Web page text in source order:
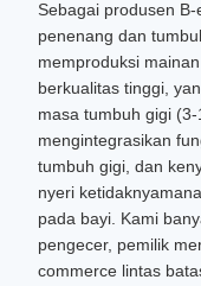
Sebagai produsen
penenang dan
memproduksi
berkualitas tinggi,
masa tumbuh gigi
mengintegrasikan
tumbuh gigi, dan
nyeri
pada bayi. Kami
pengecer, pemilik
commerce lintas